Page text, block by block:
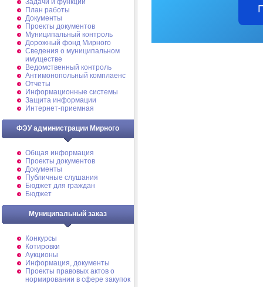
Задачи и функции
План работы
Документы
Проекты документов
Муниципальный контроль
Дорожный фонд Мирного
Cведения о муниципальном
имуществе
Ведомственный контроль
Антимонопольный комплаенс
Отчеты
Информационные системы
Защита информации
Интернет-приемная
ФЭУ администрации Мирного
Общая информация
Проекты документов
Документы
Публичные слушания
Бюджет для граждан
Бюджет
Муниципальный заказ
Конкурсы
Котировки
Аукционы
Информация, документы
Проекты правовых актов о
нормировании в сфере закупок